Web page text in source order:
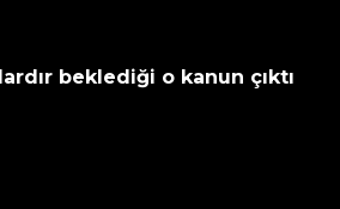
beklediği o kanun çıktı